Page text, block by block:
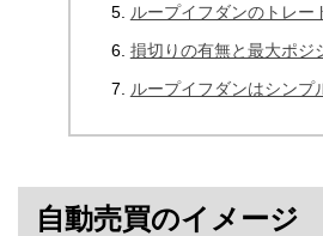
ループイフダンのトレー
損切りの有無と最大ポジ
ループイフダンはシンプ
自動売買のイメージ